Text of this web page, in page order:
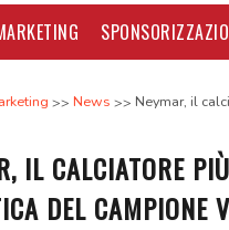
News
Neymar, il
IL CALCIATORE
DEL CAMPIONE